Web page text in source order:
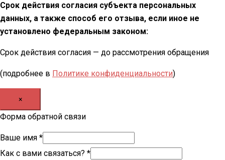
Срок действия согласия субъекта персональных
данных, а также способ его отзыва, если иное не
установлено федеральным законом:
Срок действия согласия — до рассмотрения обращения
(подробнее в Политике конфиденциальности)
×
Форма обратной связи
Ваше имя *
Как с вами связаться? *